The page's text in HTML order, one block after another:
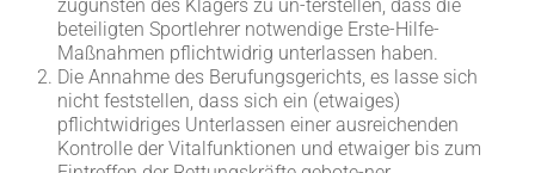
zugunsten des Klägers zu un-terstellen, dass die
beteiligten Sportlehrer notwendige Erste-Hilfe-
Maßnahmen pflichtwidrig unterlassen haben.
Die Annahme des Berufungsgerichts, es lasse sich
nicht feststellen, dass sich ein (etwaiges)
pflichtwidriges Unterlassen einer ausreichenden
Kontrolle der Vitalfunktionen und etwaiger bis zum